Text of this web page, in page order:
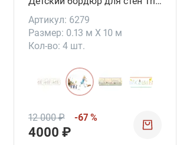
Артикул: 6279
Размер: 0.13 м X 10 м
Кол-во: 4 шт.
12 000 ₽ -67 %
4000 ₽